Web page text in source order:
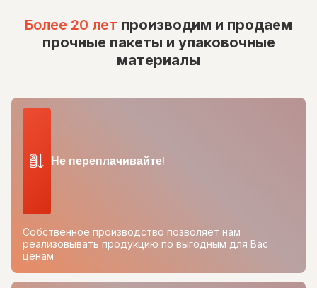
Более 20 лет производим и продаем
прочные пакеты и упаковочные
материалы
Не переплачивайте!
Собственное производство позволяет нам
реализовывать продукцию по выгодным для Вас
ценам